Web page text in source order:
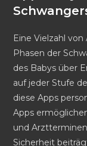
Eine Vielzahl
Phasen der
des Babys über
auf jeder Stufe
diese Apps
Apps
und
Sicherheit